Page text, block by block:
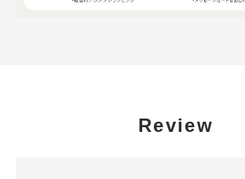
Review